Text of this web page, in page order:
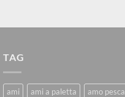
TAG
ami ami a paletta amo pesca